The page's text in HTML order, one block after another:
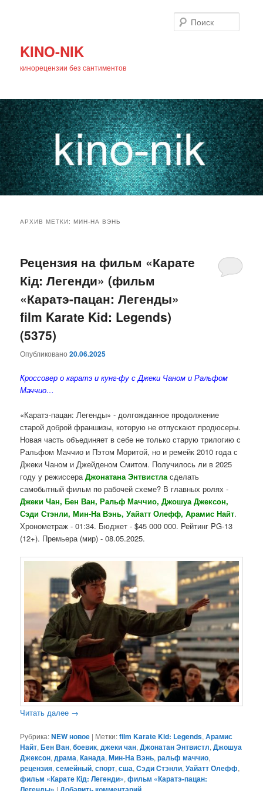
KINO-NIK
кинорецензии без сантиментов
основному
содержимому
дополнительному
содержимому
АРХИВ МЕТКИ:МИН-НА ВЭНЬ
Рецензия на фильм «Карате
Кід: Легенди» (фильм
«Каратэ-пацан: Легенды»
film Karate Kid: Legends)
(5375)
Опубликовано20.06.2025
Кроссовер о каратэ и кунг-фу с Джеки Чаном и Ральфом
Маччио…
«Каратэ-пацан: Легенды» - долгожданное продолжение
старой доброй франшизы, которую не отпускают продюсеры.
Новая часть объединяет в себе не только старую трилогию с
Ральфом Маччио и Пэтом Моритой, но и ремейк 2010 года с
Джеки Чаном и Джейденом Смитом. Получилось ли в 2025
году у режиссераДжонатана Энтвистласделать
самобытный фильм по рабочей схеме? В главных ролях -
Джеки Чан, Бен Ван, Ральф Маччио, Джошуа Джексон,
Сэди Стэнли, Мин-На Вэнь, Уайатт Олефф, Арамис Найт.
Хронометраж - 01:34. Бюджет - $45 000 000. Рейтинг PG-13
(12+). Премьера (мир) - 08.05.2025.
Читать далее →
Рубрика:NEW новое | Метки:film Karate Kid: Legends,Арамис
Найт,Бен Ван,боевик,джеки чан,Джонатан Энтвистл,Джошуа
Джексон,драма,Канада,Мин-На Вэнь,ральф маччио,
рецензия,семейный,спорт,сша,Сэди Стэнли,Уайатт Олефф,
фильм «Карате Кід: Легенди»,фильм «Каратэ-пацан: